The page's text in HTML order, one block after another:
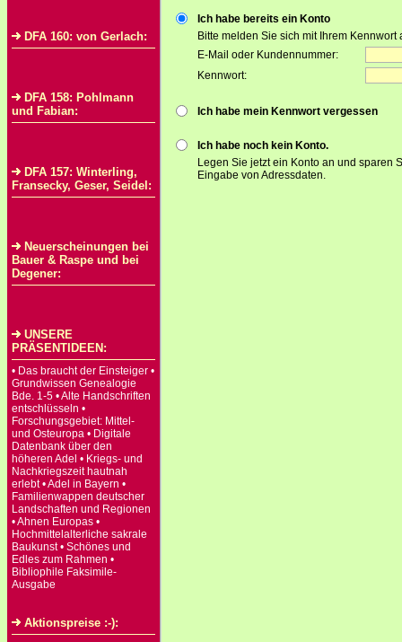
DFA 160: von Gerlach:
DFA 158: Pohlmann
und Fabian:
DFA 157: Winterling,
Fransecky, Geser, Seidel:
Neuerscheinungen bei
Bauer & Raspe und bei
Degener:
UNSERE
PRÄSENTIDEEN:
• Das braucht der Einsteiger •
Grundwissen Genealogie
Bde. 1-5 • Alte Handschriften
entschlüsseln •
Forschungsgebiet: Mittel-
und Osteuropa • Digitale
Datenbank über den
höheren Adel • Kriegs- und
Nachkriegszeit hautnah
erlebt • Adel in Bayern •
Familienwappen deutscher
Landschaften und Regionen
• Ahnen Europas •
Hochmittelalterliche sakrale
Baukunst • Schönes und
Edles zum Rahmen •
Bibliophile Faksimile-
Ausgabe
Aktionspreise :-):
Ich habe bereits ein Konto
Bitte melden Sie sich mit Ihrem Kennwort
E-Mail oder Kundennummer:
Kennwort:
Ich habe mein Kennwort vergessen
Ich habe noch kein Konto.
Legen Sie jetzt ein Konto an und sparen
Eingabe von Adressdaten.